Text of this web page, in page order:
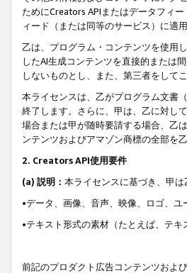
ためにCreators APIまたはデータフィ
ィード（または同等のサービス）に適
乙は、プログラム・コンテンツを使用
したAI生成コンテンツを直接的または
しないものとし、また、第三者をして
本ライセンスは、乙がプログラム文書
終了します。さらに、甲は、乙に対し
場合または甲が随時要請する場合、乙
ンテンツおよびアマゾン商標の全部を
2. Creators API使用要件
(a) 説明： 本ライセンスに基づき、甲
•データ、画像、音声、映像、ロゴ、
•テキスト形式の素材（たとえば、テキ
前記のプロダクト広告コンテンツおよ